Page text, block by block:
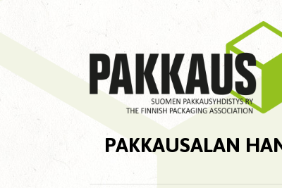
PAKKAUSALAN